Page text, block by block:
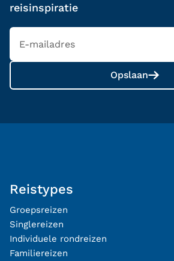
reisinspiratie
Opslaan
Reistypes
Groepsreizen
Singlereizen
Individuele rondreizen
Familiereizen